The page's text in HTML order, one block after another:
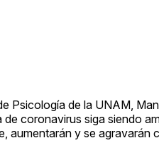
Psicología de la UNAM,
de coronavirus siga siendo
aumentarán y se